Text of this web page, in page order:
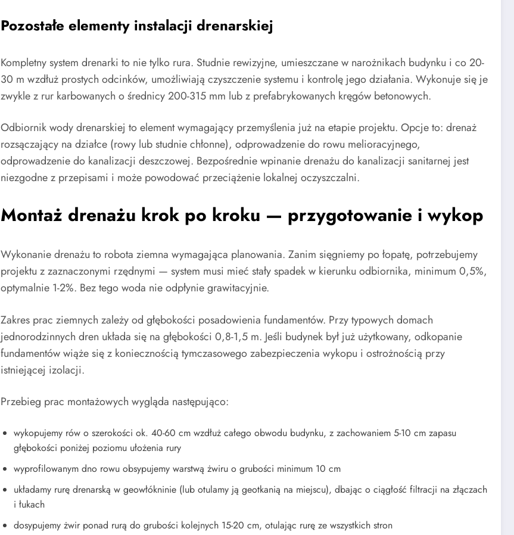
Pozostałe elementy instalacji drenarskiej
Kompletny system drenarki to nie tylko rura. Studnie rewizyjne, umieszczane w narożnikach budynku i co 20-
30 m wzdłuż prostych odcinków, umożliwiają czyszczenie systemu i kontrolę jego działania. Wykonuje się je
zwykle z rur karbowanych o średnicy 200-315 mm lub z prefabrykowanych kręgów betonowych.
Odbiornik wody drenarskiej to element wymagający przemyślenia już na etapie projektu. Opcje to: drenaż
rozsączający na działce (rowy lub studnie chłonne), odprowadzenie do rowu melioracyjnego,
odprowadzenie do kanalizacji deszczowej. Bezpośrednie wpinanie drenażu do kanalizacji sanitarnej jest
niezgodne z przepisami i może powodować przeciążenie lokalnej oczyszczalni.
Montaż drenażu krok po kroku — przygotowanie i wykop
Wykonanie drenażu to robota ziemna wymagająca planowania. Zanim sięgniemy po łopatę, potrzebujemy
projektu z zaznaczonymi rzędnymi — system musi mieć stały spadek w kierunku odbiornika, minimum 0,5%,
optymalnie 1-2%. Bez tego woda nie odpłynie grawitacyjnie.
Zakres prac ziemnych zależy od głębokości posadowienia fundamentów. Przy typowych domach
jednorodzinnych dren układa się na głębokości 0,8-1,5 m. Jeśli budynek był już użytkowany, odkopanie
fundamentów wiąże się z koniecznością tymczasowego zabezpieczenia wykopu i ostrożnością przy
istniejącej izolacji.
Przebieg prac montażowych wygląda następująco:
wykopujemy rów o szerokości ok. 40-60 cm wzdłuż całego obwodu budynku, z zachowaniem 5-10 cm zapasu
głębokości poniżej poziomu ułożenia rury
wyprofilowanym dno rowu obsypujemy warstwą żwiru o grubości minimum 10 cm
układamy rurę drenarską w geowłókninie (lub otulamy ją geotkanią na miejscu), dbając o ciągłość filtracji na złączach
i łukach
dosypujemy żwir ponad rurą do grubości kolejnych 15-20 cm, otulając rurę ze wszystkich stron